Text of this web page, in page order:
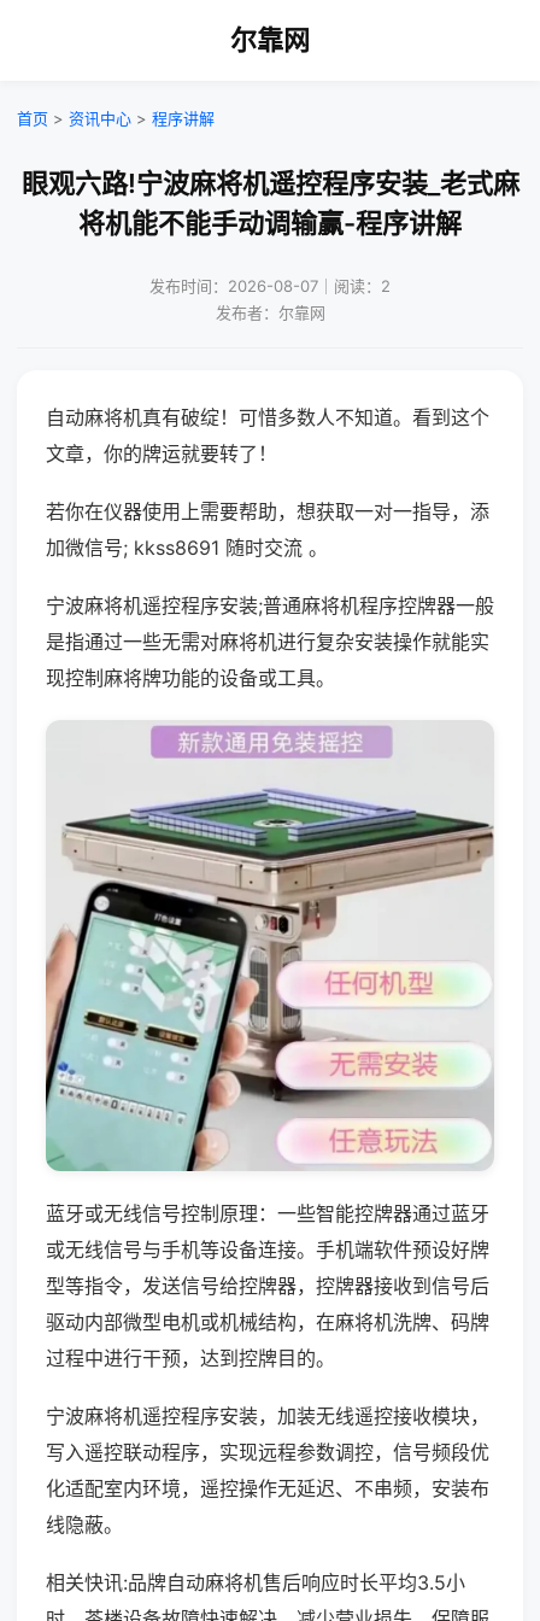
尔靠网
首页 > 资讯中心 > 程序讲解
眼观六路!宁波麻将机遥控程序安装_老式麻
将机能不能手动调输赢-程序讲解
发布时间：2026-08-07｜阅读：2
发布者：尔靠网
自动麻将机真有破绽！可惜多数人不知道。看到这个
文章，你的牌运就要转了！
若你在仪器使用上需要帮助，想获取一对一指导，添
加微信号; kkss8691 随时交流 。
宁波麻将机遥控程序安装;普通麻将机程序控牌器一般
是指通过一些无需对麻将机进行复杂安装操作就能实
现控制麻将牌功能的设备或工具。
蓝牙或无线信号控制原理：一些智能控牌器通过蓝牙
或无线信号与手机等设备连接。手机端软件预设好牌
型等指令，发送信号给控牌器，控牌器接收到信号后
驱动内部微型电机或机械结构，在麻将机洗牌、码牌
过程中进行干预，达到控牌目的。
宁波麻将机遥控程序安装，加装无线遥控接收模块，
写入遥控联动程序，实现远程参数调控，信号频段优
化适配室内环境，遥控操作无延迟、不串频，安装布
线隐蔽。
相关快讯:品牌自动麻将机售后响应时长平均3.5小